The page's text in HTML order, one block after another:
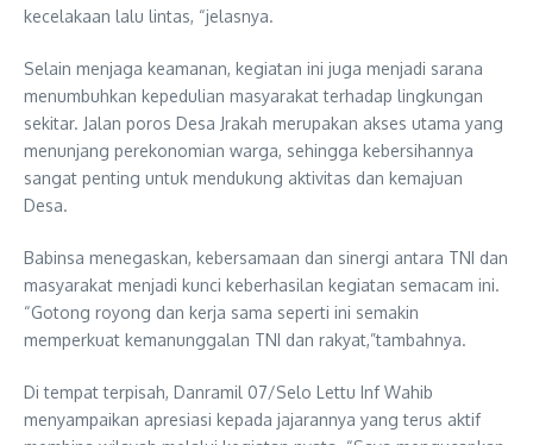
kecelakaan lalu lintas, “jelasnya.
Selain menjaga keamanan, kegiatan ini juga menjadi sarana
menumbuhkan kepedulian masyarakat terhadap lingkungan
sekitar. Jalan poros Desa Jrakah merupakan akses utama yang
menunjang perekonomian warga, sehingga kebersihannya
sangat penting untuk mendukung aktivitas dan kemajuan
Desa.
Babinsa menegaskan, kebersamaan dan sinergi antara TNI dan
masyarakat menjadi kunci keberhasilan kegiatan semacam ini.
“Gotong royong dan kerja sama seperti ini semakin
memperkuat kemanunggalan TNI dan rakyat,”tambahnya.
Di tempat terpisah, Danramil 07/Selo Lettu Inf Wahib
menyampaikan apresiasi kepada jajarannya yang terus aktif